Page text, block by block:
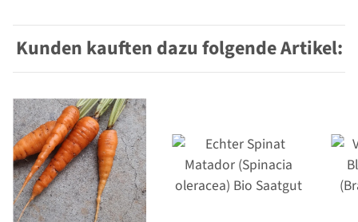
Kunden kauften dazu folgende Artikel: